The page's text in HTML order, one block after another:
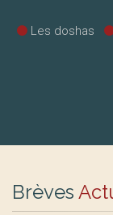
Les doshas
Brèves